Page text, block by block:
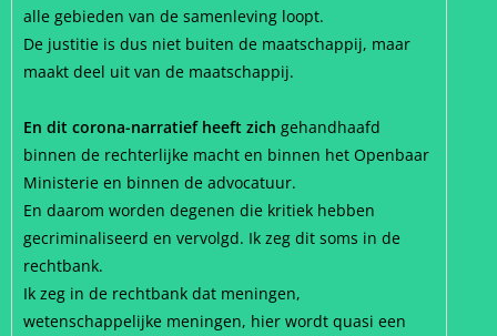
alle gebieden van de samenleving loopt.
De justitie is dus niet buiten de maatschappij, maar
maakt deel uit van de maatschappij.
En dit corona-narratief heeft zich gehandhaafd
binnen de rechterlijke macht en binnen het Openbaar
Ministerie en binnen de advocatuur.
En daarom worden degenen die kritiek hebben
gecriminaliseerd en vervolgd. Ik zeg dit soms in de
rechtbank.
Ik zeg in de rechtbank dat meningen,
wetenschappelijke meningen, hier wordt quasi een